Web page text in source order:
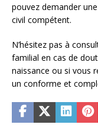
pouvez demander
civil compétent.
N’hésitez pas à
familial en cas de
naissance ou si vous
un conforme et